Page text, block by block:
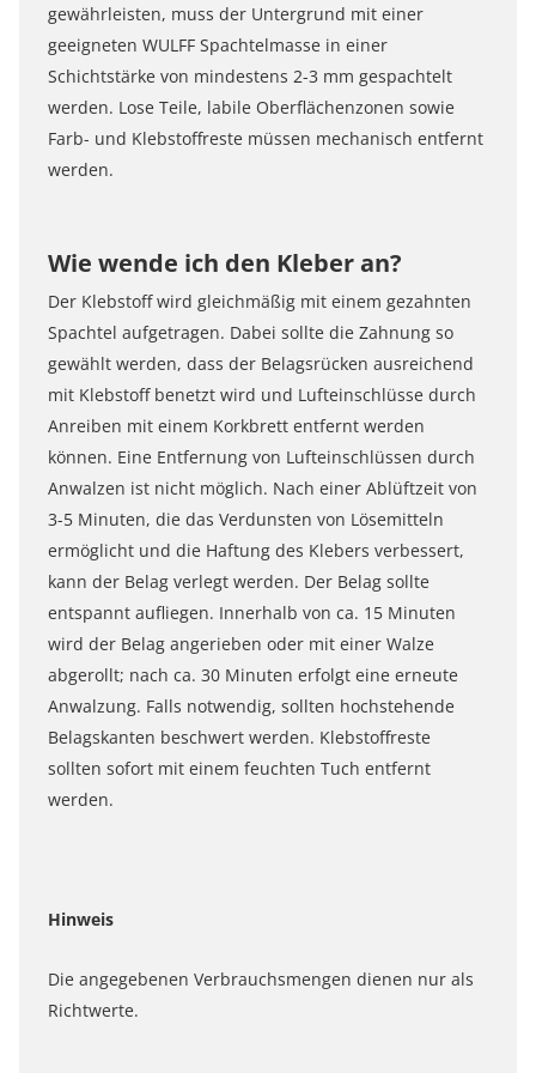
gewährleisten, muss der Untergrund mit einer
geeigneten WULFF Spachtelmasse in einer
Schichtstärke von mindestens 2-3 mm gespachtelt
werden. Lose Teile, labile Oberflächenzonen sowie
Farb- und Klebstoffreste müssen mechanisch entfernt
werden.
Wie wende ich den Kleber an?
Der Klebstoff wird gleichmäßig mit einem gezahnten
Spachtel aufgetragen. Dabei sollte die Zahnung so
gewählt werden, dass der Belagsrücken ausreichend
mit Klebstoff benetzt wird und Lufteinschlüsse durch
Anreiben mit einem Korkbrett entfernt werden
können. Eine Entfernung von Lufteinschlüssen durch
Anwalzen ist nicht möglich. Nach einer Ablüftzeit von
3-5 Minuten, die das Verdunsten von Lösemitteln
ermöglicht und die Haftung des Klebers verbessert,
kann der Belag verlegt werden. Der Belag sollte
entspannt aufliegen. Innerhalb von ca. 15 Minuten
wird der Belag angerieben oder mit einer Walze
abgerollt; nach ca. 30 Minuten erfolgt eine erneute
Anwalzung. Falls notwendig, sollten hochstehende
Belagskanten beschwert werden. Klebstoffreste
sollten sofort mit einem feuchten Tuch entfernt
werden.
Hinweis
Die angegebenen Verbrauchsmengen dienen nur als
Richtwerte.